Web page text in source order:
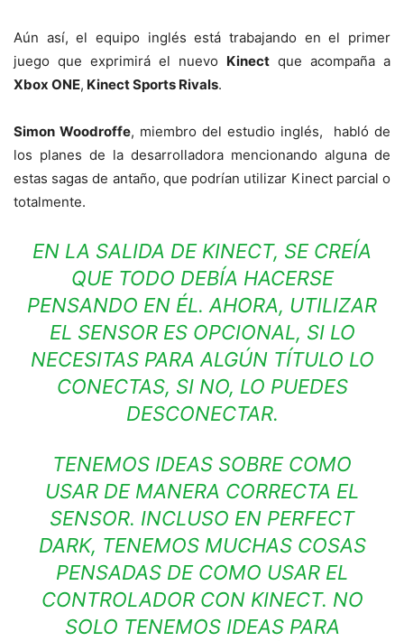
Aún así, el equipo inglés está trabajando en el primer
juego que exprimirá el nuevo Kinect que acompaña a
Xbox ONE, Kinect Sports Rivals.
Simon Woodroffe, miembro del estudio inglés, habló de
los planes de la desarrolladora mencionando alguna de
estas sagas de antaño, que podrían utilizar Kinect parcial o
totalmente.
EN LA SALIDA DE KINECT, SE CREÍA
QUE TODO DEBÍA HACERSE
PENSANDO EN ÉL. AHORA, UTILIZAR
EL SENSOR ES OPCIONAL, SI LO
NECESITAS PARA ALGÚN TÍTULO LO
CONECTAS, SI NO, LO PUEDES
DESCONECTAR.
TENEMOS IDEAS SOBRE COMO
USAR DE MANERA CORRECTA EL
SENSOR. INCLUSO EN PERFECT
DARK, TENEMOS MUCHAS COSAS
PENSADAS DE COMO USAR EL
CONTROLADOR CON KINECT. NO
SOLO TENEMOS IDEAS PARA